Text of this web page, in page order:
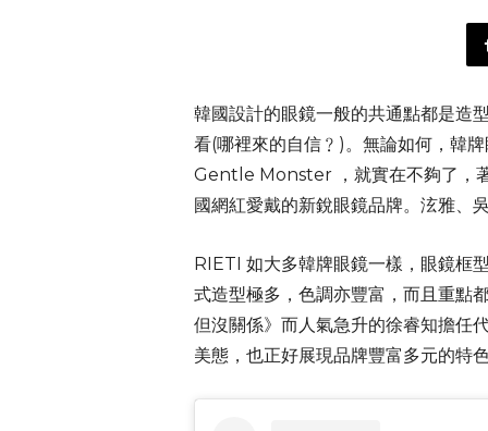
韓國設計的眼鏡一般的共通點都是造
看(哪裡來的自信﹖)。無論如何，韓
Gentle Monster ，就實在不夠了，
國網紅愛戴的新銳眼鏡品牌。泫雅、
RIETI 如大多韓牌眼鏡一樣，眼鏡框
式造型極多，色調亦豐富，而且重點
但沒關係》而人氣急升的徐睿知擔任
美態，也正好展現品牌豐富多元的特